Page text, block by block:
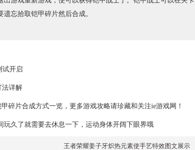
忘拾取铠甲碎片然后合成。
试开启
法详解
碎片合成方式一览，更多游戏攻略请珍藏和关注ie游戏网！
久了就需要去休息一下，运动身体开阔下眼界哦
王者荣耀姜子牙炽热元素使手艺特效图文展示